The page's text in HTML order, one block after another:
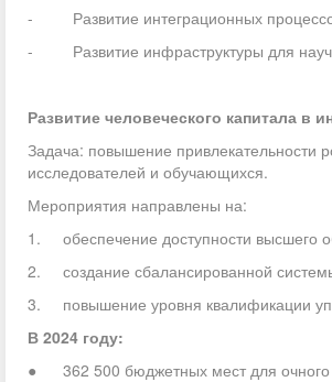
- Развитие интеграционных
- Развитие инфраструктуры для
Развитие человеческого капитала в
Задача: повышение привлекательности
исследователей и обучающихся.
Мероприятия направлены на:
1. обеспечение доступности высшего
2. создание сбалансированной системы
3. повышение уровня квалификации
В 2024 году:
● 362 500 бюджетных мест для очного